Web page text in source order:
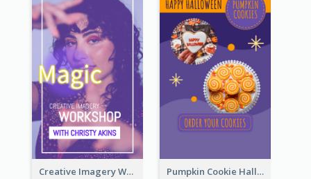
Creative Imagery Workshop Instagram Stories Pumpkin Cookie Halloween Promote Instagram Story